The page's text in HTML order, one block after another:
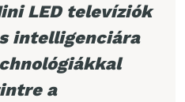
LED televíziók
intelligenciára
a